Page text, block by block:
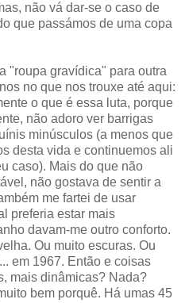
não vá dar-se o caso de
que passámos de uma copa
"roupa gravídica" para outra
no que nos trouxe até aqui:
o que é essa luta, porque
não adoro ver barrigas
minúsculos (a menos que
desta vida e continuemos ali
caso). Mais do que não
não gostava de sentir a
me fartei de usar
preferia estar mais
davam-me outro conforto.
Ou muito escuras. Ou
em 1967. Então e coisas
mais dinâmicas? Nada?
bem porquê. Há umas 45